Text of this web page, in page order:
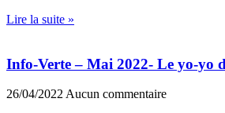
Lire la suite »
Info-Verte – Mai 2022- Le yo-yo
26/04/2022 Aucun commentaire